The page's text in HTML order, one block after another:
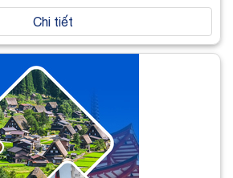
Chi tiết